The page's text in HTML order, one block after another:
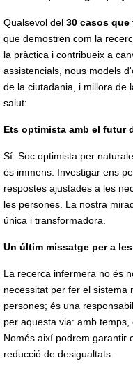
Qualsevol del 30 casos que
que demostren com la
la pràctica i contribueix a
assistencials, nous models
de la ciutadania, i millora de
salut:
Ets optimista amb el futur
Sí. Soc optimista per
és immens. Investigar ens
respostes ajustades a les
les persones. La nostra
única i transformadora.
Un últim missatge per a
La recerca infermera no és
necessitat per fer el sistema
persones; és una
per aquesta via: amb
Només així podrem garantir
reducció de desigualtats.